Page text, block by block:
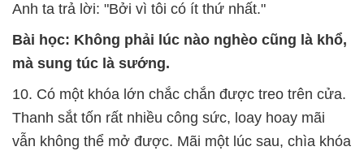
Anh ta trả lời: "Bởi vì tôi có ít thứ nhất."
Bài học: Không phải lúc nào nghèo cũng là khổ,
mà sung túc là sướng.
10. Có một khóa lớn chắc chắn được treo trên cửa.
Thanh sắt tốn rất nhiều công sức, loay hoay mãi
vẫn không thể mở được. Mãi một lúc sau, chìa khóa